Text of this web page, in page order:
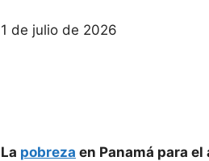
1 de julio de 2026
La pobreza en Panamá para